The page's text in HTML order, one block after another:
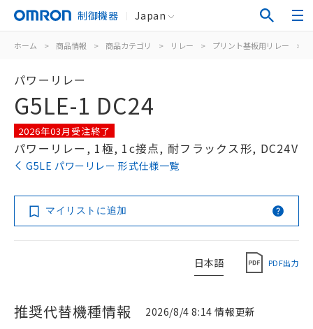
制御機器 Japan
ホーム > 商品情報 > 商品カテゴリ > リレー > プリント基板用リレー >
パワーリレー
G5LE-1 DC24
2026年03月受注終了
パワーリレー, 1極, 1c接点, 耐フラックス形, DC24V
G5LE パワーリレー 形式仕様一覧
マイリストに追加
日本語 PDF出力
推奨代替機種情報 2026/8/4 8:14 情報更新